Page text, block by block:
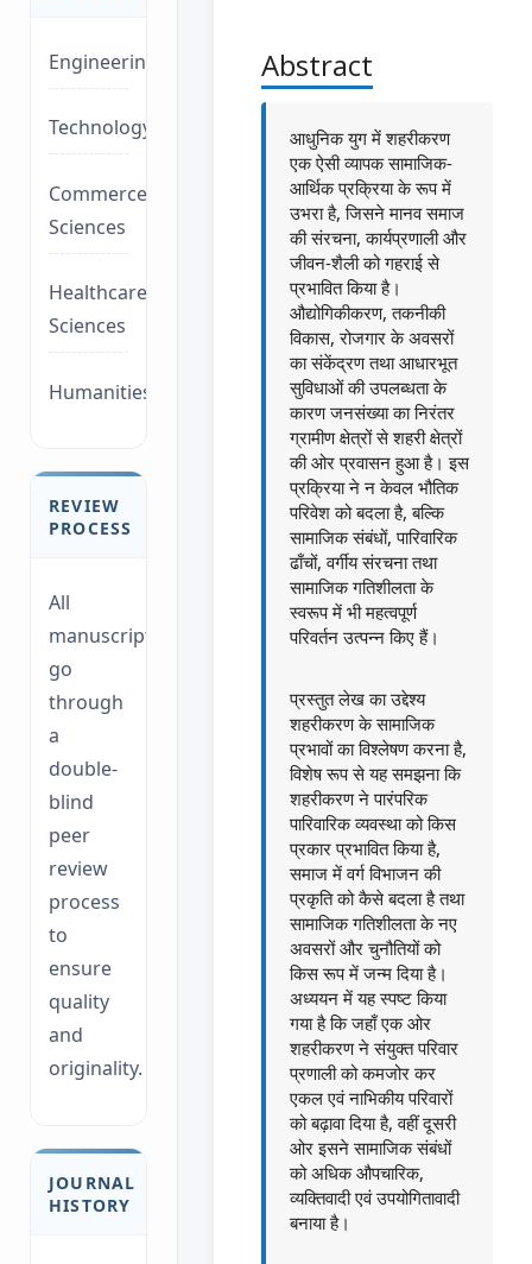
Engineering
Technology/Management
Commerce/Life
Sciences
Healthcare/Social
Sciences
Humanities/law
REVIEW
PROCESS
All
manuscripts
go
through
a
double-
blind
peer
review
process
to
ensure
quality
and
originality.
JOURNAL
HISTORY
Abstract
आधुनिक युग में शहरीकरण
एक ऐसी व्यापक सामाजिक-
आर्थिक प्रक्रिया के रूप में
उभरा है, जिसने मानव समाज
की संरचना, कार्यप्रणाली और
जीवन-शैली को गहराई से
प्रभावित किया है।
औद्योगिकीकरण, तकनीकी
विकास, रोजगार के अवसरों
का संकेंद्रण तथा आधारभूत
सुविधाओं की उपलब्धता के
कारण जनसंख्या का निरंतर
ग्रामीण क्षेत्रों से शहरी क्षेत्रों
की ओर प्रवासन हुआ है। इस
प्रक्रिया ने न केवल भौतिक
परिवेश को बदला है, बल्कि
सामाजिक संबंधों, पारिवारिक
ढाँचों, वर्गीय संरचना तथा
सामाजिक गतिशीलता के
स्वरूप में भी महत्वपूर्ण
परिवर्तन उत्पन्न किए हैं।
प्रस्तुत लेख का उद्देश्य
शहरीकरण के सामाजिक
प्रभावों का विश्लेषण करना है,
विशेष रूप से यह समझना कि
शहरीकरण ने पारंपरिक
पारिवारिक व्यवस्था को किस
प्रकार प्रभावित किया है,
समाज में वर्ग विभाजन की
प्रकृति को कैसे बदला है तथा
सामाजिक गतिशीलता के नए
अवसरों और चुनौतियों को
किस रूप में जन्म दिया है।
अध्ययन में यह स्पष्ट किया
गया है कि जहाँ एक ओर
शहरीकरण ने संयुक्त परिवार
प्रणाली को कमजोर कर
एकल एवं नाभिकीय परिवारों
को बढ़ावा दिया है, वहीं दूसरी
ओर इसने सामाजिक संबंधों
को अधिक औपचारिक,
व्यक्तिवादी एवं उपयोगितावादी
बनाया है।